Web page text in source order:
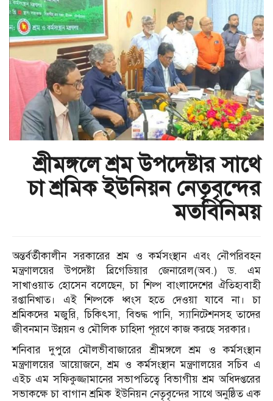
শ্রীমঙ্গলে শ্রম উপদেষ্টার সাথে
চা শ্রমিক ইউনিয়ন নেতৃবৃন্দের
মতবিনিময়
অন্তর্বর্তীকালীন সরকারের শ্রম ও কর্মসংস্থান এবং নৌপরিবহন
মন্ত্রণালয়ের উপদেষ্টা ব্রিগেডিয়ার জেনারেল(অব.) ড. এম
সাখাওয়াত হোসেন বলেছেন, চা শিল্প বাংলাদেশের ঐতিহ্যবাহী
রপ্তানিখাত। এই শিল্পকে ধ্বংস হতে দেওয়া যাবে না। চা
শ্রমিকদের মজুরি, চিকিৎসা, বিশুদ্ধ পানি, স্যানিটেশনসহ তাদের
জীবনমান উন্নয়ন ও মৌলিক চাহিদা পূরণে কাজ করছে সরকার।
শনিবার দুপুরে মৌলভীবাজারের শ্রীমঙ্গলে শ্রম ও কর্মসংস্থান
মন্ত্রণালয়ের আয়োজনে, শ্রম ও কর্মসংস্থান মন্ত্রণালয়ের সচিব এ
এইচ এম সফিকুজ্জামানের সভাপতিত্বে বিভাগীয় শ্রম অধিদপ্তরের
সভাকক্ষে চা বাগান শ্রমিক ইউনিয়ন নেতৃবৃন্দের সাথে অনুষ্ঠিত এক